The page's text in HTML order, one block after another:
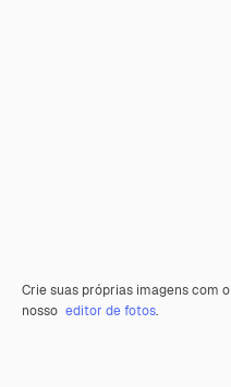
Crie suas próprias imagens com o
nosso editor de fotos.